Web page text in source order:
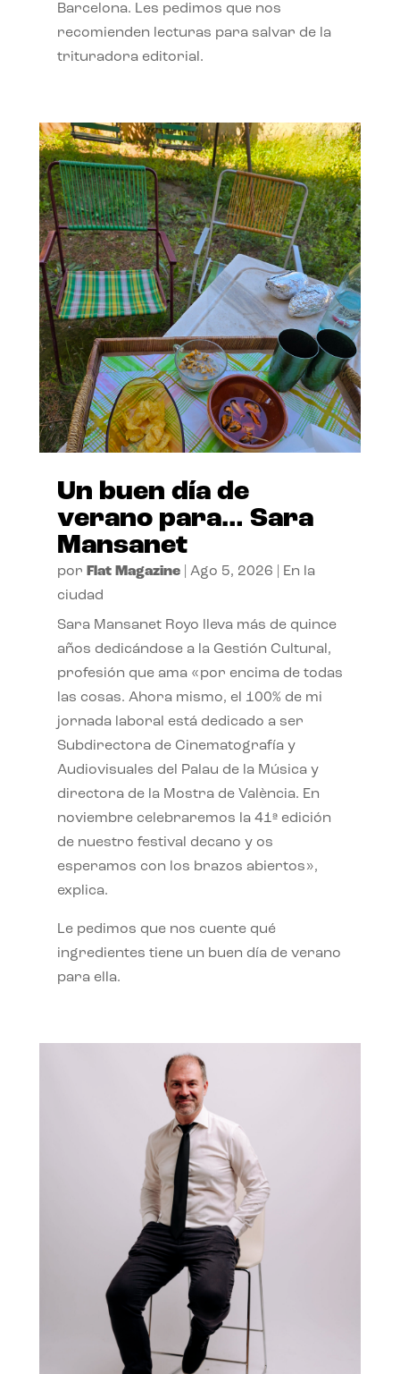
Barcelona. Les pedimos que nos
recomienden lecturas para salvar de la
trituradora editorial.
Un buen día de
verano para… Sara
Mansanet
por Flat Magazine| Ago 5, 2026
En la
ciudad
Sara Mansanet Royo lleva más de quince
años dedicándose a la Gestión Cultural,
profesión que ama «por encima de todas
las cosas. Ahora mismo, el 100% de mi
jornada laboral está dedicado a ser
Subdirectora de Cinematografía y
Audiovisuales del Palau de la Música y
directora de la Mostra de València. En
noviembre celebraremos la 41ª edición
de nuestro festival decano y os
esperamos con los brazos abiertos»,
explica.
Le pedimos que nos cuente qué
ingredientes tiene un buen día de verano
para ella.